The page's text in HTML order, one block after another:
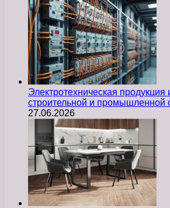
Электротехническая
строительной и промышленной
27.06.2026